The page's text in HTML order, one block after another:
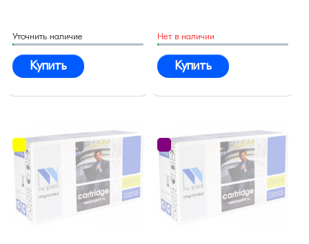
Уточнить наличие
Купить
Нет в наличии
Купить